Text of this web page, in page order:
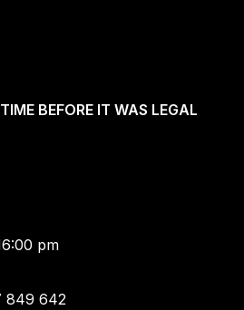
BEFORE IT WAS LEGAL
pm
849 642